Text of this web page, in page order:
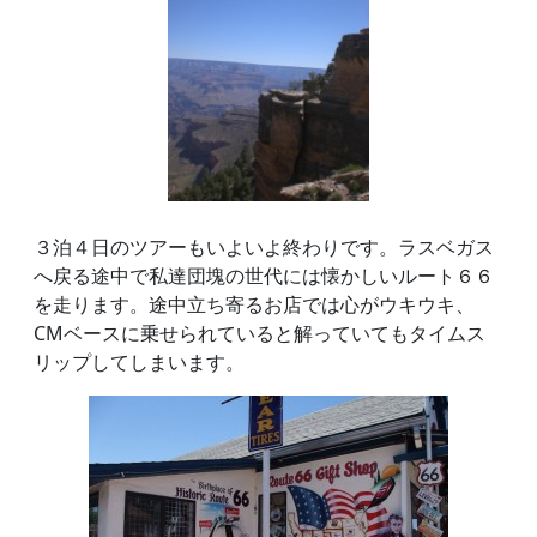
３泊４日のツアーもいよいよ終わりです。ラスベガス
へ戻る途中で私達団塊の世代には懐かしいルート６６
を走ります。途中立ち寄るお店では心がウキウキ、
CMベースに乗せられていると解っていてもタイムス
リップしてしまいます。